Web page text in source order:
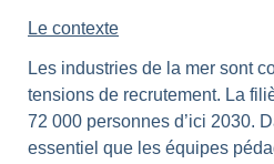
Le contexte
Les industries de la mer sont
tensions de recrutement. La
72 000 personnes d’ici 2030.
essentiel que les équipes